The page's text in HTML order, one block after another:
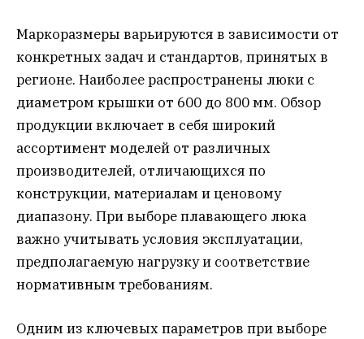
Маркоразмеры варьируются в зависимости от
конкретных задач и стандартов, принятых в
регионе. Наиболее распространены люки с
диаметром крышки от 600 до 800 мм. Обзор
продукции включает в себя широкий
ассортимент моделей от различных
производителей, отличающихся по
конструкции, материалам и ценовому
диапазону. При выборе плавающего люка
важно учитывать условия эксплуатации,
предполагаемую нагрузку и соответствие
нормативным требованиям.
Одним из ключевых параметров при выборе